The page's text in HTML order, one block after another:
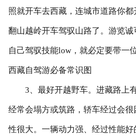
照就开车去西藏，连城市道路你
翻山越岭开车驾驭山路了。游览诚
自己驾驭技能low，就必定要带一
西藏自驾游必备常识图
3、最好开越野车。进藏路上有
经常会塌方或筑路，轿车经过会
性很大。一辆动力强、经过性能